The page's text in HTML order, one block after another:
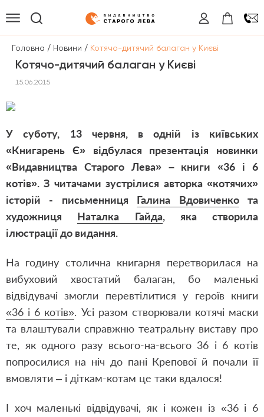
Головна / Новини / Котячо-дитячий балаган у Києві
Котячо-дитячий балаган у Києві
15.06.2015
У суботу, 13 червня, в одній із київських
«Книгарень Є» відбулася презентація новинки
«Видавництва Старого Лева» – книги «36 і 6
котів». З читачами зустрілися авторка «котячих»
історій - письменниця Галина Вдовиченкота
художниця Наталка Гайда, яка створила
ілюстрації до видання.
На годину столична книгарня перетворилася на
вибуховий хвостатий балаган, бо маленькі
відвідувачі змогли перевтілитися у героїв книги
«36 і 6 котів». Усі разом створювали котячі маски
та влаштували справжню театральну виставу про
те, як одного разу всього-на-всього 36 і 6 котів
попросилися на ніч до пані Крепової й почали її
вмовляти – і діткам-котам це таки вдалося!
І хоч маленькі відвідувачі, як і кожен із «36 і 6